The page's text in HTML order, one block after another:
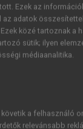
Ezek az
az adatok
közé tartoznak a
sütik; ilyen
médiaanalitika.
a felhasználó
relevánsabb